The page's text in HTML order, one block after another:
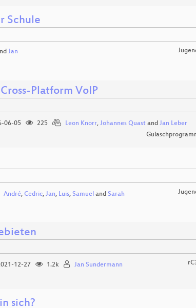
Schule
Jan
Platform VoIP
06-05 225 Leon Knorr, Johannes Quastand Jan Leber
André, Cedric, Jan, Luis, Samueland Sarah
12-27 1.2k Jan Sundermann
sich?